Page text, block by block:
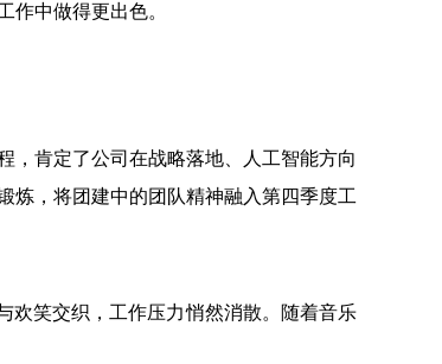
中做得更出色。
，肯定了公司在战略落地、人工智能方向
炼，将团建中的团队精神融入第四季度工
欢笑交织，工作压力悄然消散。随着音乐